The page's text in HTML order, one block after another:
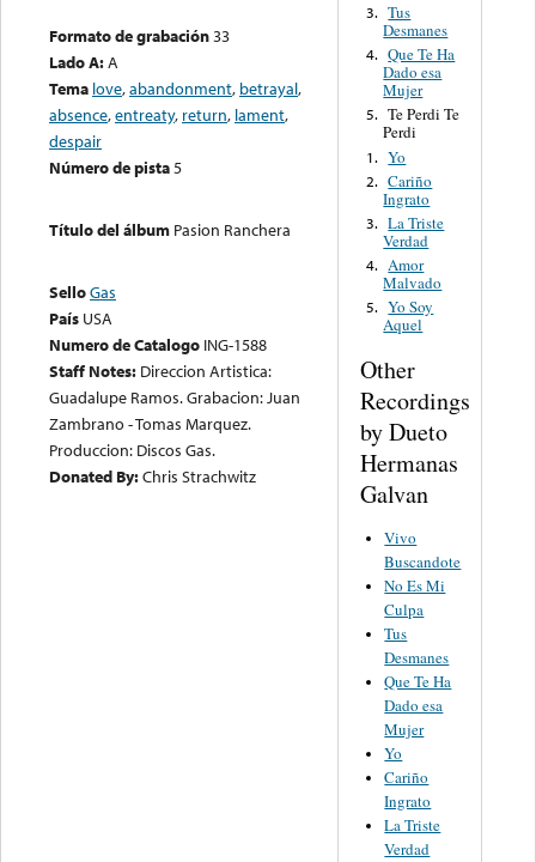
Formato de grabación33
Lado A:A
Tema love,abandonment, betrayal,
absence,entreaty, return, lament,
despair
Número de pista5
Título del álbum Pasion Ranchera
SelloGas
País USA
Numero de Catalogo ING-1588
Staff Notes: Direccion Artistica:
Guadalupe Ramos. Grabacion: Juan
Zambrano - Tomas Marquez.
Produccion: Discos Gas.
Donated By:Chris Strachwitz
3. Tus
Desmanes
4. Que Te Ha
Dado esa
Mujer
5. Te Perdi Te
Perdi
1. Yo
2. Cariño
Ingrato
3. La Triste
Verdad
4. Amor
Malvado
5. Yo Soy
Aquel
Other
Recordings
by Dueto
Hermanas
Galvan
Vivo
Buscandote
No Es Mi
Culpa
Tus
Desmanes
Que Te Ha
Dado esa
Mujer
Yo
Cariño
Ingrato
La Triste
Verdad